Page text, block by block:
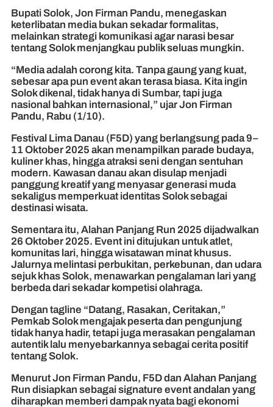
Bupati Solok, Jon Firman Pandu, menegaskan
keterlibatan media bukan sekadar formalitas,
melainkan strategi komunikasi agar narasi besar
tentang Solok menjangkau publik seluas mungkin.
“Media adalah corong kita. Tanpa gaung yang kuat,
sebesar apa pun event akan terasa biasa. Kita ingin
Solok dikenal, tidak hanya di Sumbar, tapi juga
nasional bahkan internasional,” ujar Jon Firman
Pandu, Rabu (1/10).
Festival Lima Danau (F5D) yang berlangsung pada 9–
11 Oktober 2025 akan menampilkan parade budaya,
kuliner khas, hingga atraksi seni dengan sentuhan
modern. Kawasan danau akan disulap menjadi
panggung kreatif yang menyasar generasi muda
sekaligus memperkuat identitas Solok sebagai
destinasi wisata.
Sementara itu, Alahan Panjang Run 2025 dijadwalkan
26 Oktober 2025. Event ini ditujukan untuk atlet,
komunitas lari, hingga wisatawan minat khusus.
Jalurnya melintasi perbukitan, perkebunan, dan udara
sejuk khas Solok, menawarkan pengalaman lari yang
berbeda dari sekadar kompetisi olahraga.
Dengan tagline “Datang, Rasakan, Ceritakan,”
Pemkab Solok mengajak peserta dan pengunjung
tidak hanya hadir, tetapi juga merasakan pengalaman
autentik lalu menyebarkannya sebagai cerita positif
tentang Solok.
Menurut Jon Firman Pandu, F5D dan Alahan Panjang
Run disiapkan sebagai signature event andalan yang
diharapkan memberi dampak nyata bagi ekonomi